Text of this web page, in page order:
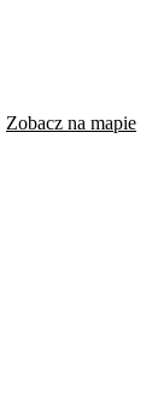
Zobacz na mapie